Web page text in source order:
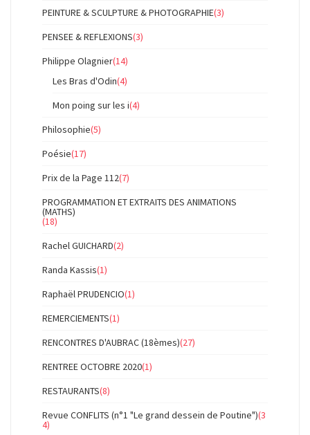
PEINTURE & SCULPTURE & PHOTOGRAPHIE(3)
PENSEE & REFLEXIONS(3)
Philippe Olagnier(14)
Les Bras d'Odin(4)
Mon poing sur les i(4)
Philosophie(5)
Poésie(17)
Prix de la Page 112(7)
PROGRAMMATION ET EXTRAITS DES ANIMATIONS
(MATHS)
(18)
Rachel GUICHARD(2)
Randa Kassis(1)
Raphaël PRUDENCIO(1)
REMERCIEMENTS(1)
RENCONTRES D'AUBRAC (18èmes)(27)
RENTREE OCTOBRE 2020(1)
RESTAURANTS(8)
Revue CONFLITS (n°1 "Le grand dessein de Poutine")(3
4)